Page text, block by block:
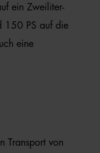
ein Zweiliter-
150 PS auf die
eine
Transport von